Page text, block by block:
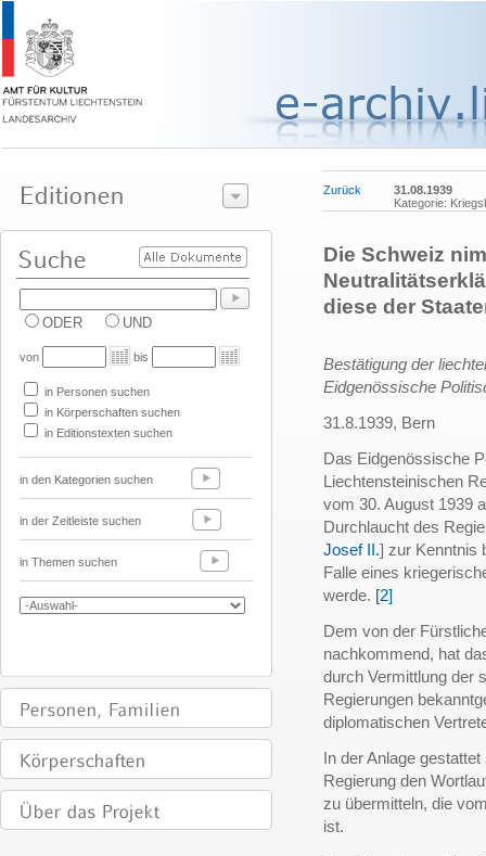
ODER UND
von bis
in Personen suchen
in Körperschaften suchen
in Editionstexten suchen
in den Kategorien suchen
in der Zeitleiste suchen
in Themen suchen
Zurück
31.08.1939
Kategorie:
Die Schweiz
diese der
Bestätigung der
Eidgenössische
31.8.1939, Bern
Das Eidgenössische
Liechtensteinischen
vom 30. August 1939
Durchlaucht des
Josef II.] zur Kenntnis
Falle eines
werde. [2]
Dem von der
nachkommend, hat
durch Vermittlung der
Regierungen
diplomatischen
In der Anlage
Regierung den
zu übermitteln, die
ist.